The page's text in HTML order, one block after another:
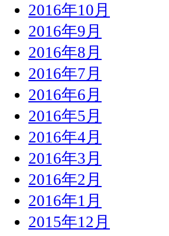
2016年10月
2016年9月
2016年8月
2016年7月
2016年6月
2016年5月
2016年4月
2016年3月
2016年2月
2016年1月
2015年12月